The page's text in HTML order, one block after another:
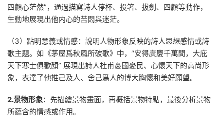
四顧心茫然”，通過描寫詩人停杯、投箸、拔劍、四顧等動作，
生動地展現出他内心的苦悶與迷茫。
（3）點明意義或情感：說明人物形象反映的詩人思想感情或詩
歌主題。如《茅屋爲秋風所破歌》中，“安得廣廈千萬間，大庇
天下寒士俱歡顔” 展現出詩人杜甫憂國憂民、心懷天下的高尚形
象，表達了他推己及人、舍己爲人的博大胸懷和美好願望。
2.景物形象：先描繪景物畫面，再概括景物特點，最後分析景物
所蘊含的情感或作用。